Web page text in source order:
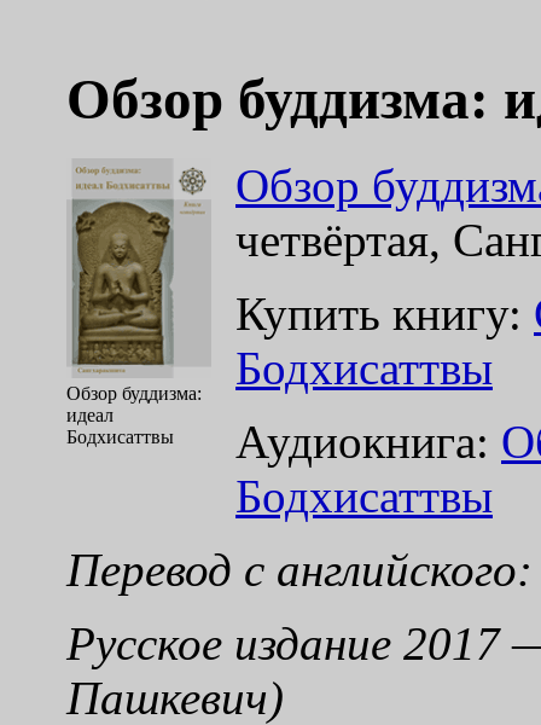
Обзор буддизма:
Обзор буддизма:
идеал
Бодхисаттвы
Обзор
четвёртая,
Купить книгу:
Бодхисаттвы
Аудиокнига:
Бодхисаттвы
Перевод с
Русское издание
Пашкевич)